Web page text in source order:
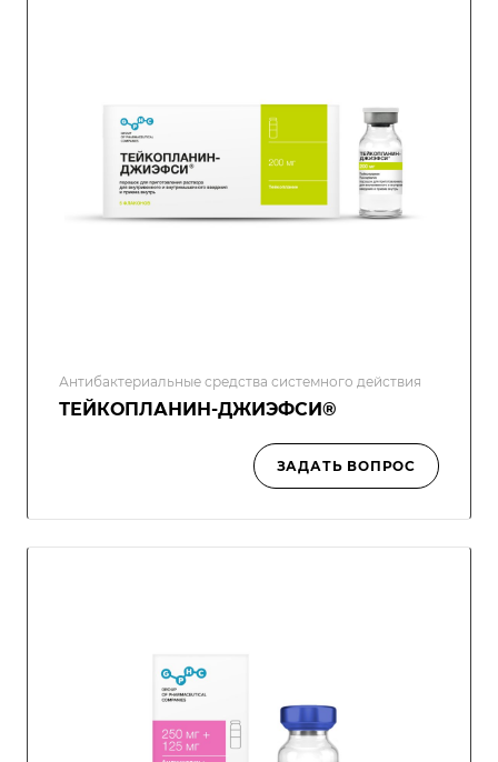
Антибактериальные средства системного действия
ТЕЙКОПЛАНИН-ДЖИЭФСИ®
ЗАДАТЬ ВОПРОС